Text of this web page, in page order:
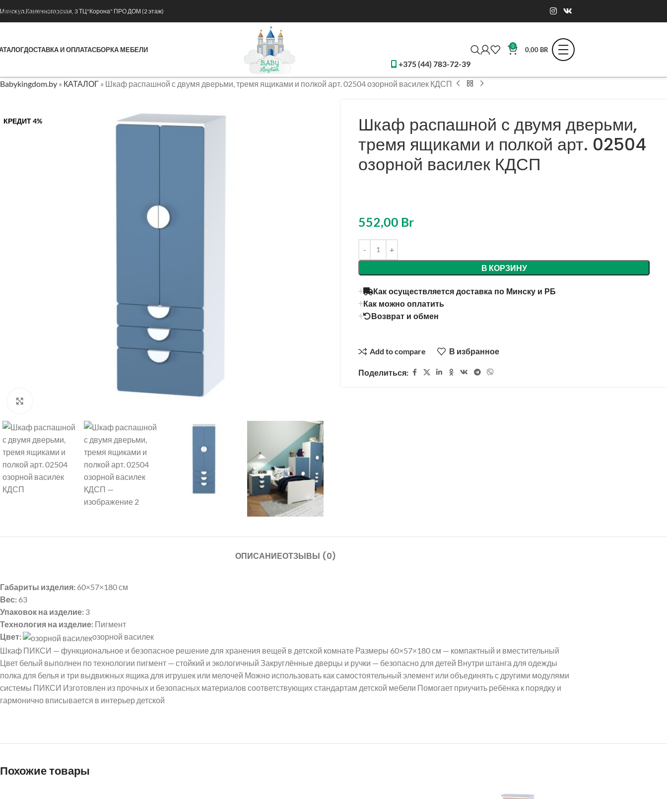
Skip to main content
Минск ул.Каменногорская, 3 ТЦ"Корона" ПРО ДОМ (2 этаж)
ДОСТАВКА И ОПЛАТАСБОРКА МЕБЕЛИ
+375 (44) 783-72-39
0 0,00 BR
Babykingdom.by » КАТАЛОГ » Шкаф распашной с двумя дверьми, тремя ящиками и полкой арт. 02504 озорной василек КДСП
КРЕДИТ 4%
Шкаф распашной с двумя дверьми,
тремя ящиками и полкой арт. 02504
озорной василек КДСП
552,00 Br
В КОРЗИНУ
Как осуществляется доставка по Минску и РБ
Как можно оплатить
Возврат и обмен
Add to compare В избранное
Поделиться:
ОПИСАНИЕОТЗЫВЫ (0)
Габариты изделия: 60×57×180 см
Вес: 63
Упаковок на изделие: 3
Технология на изделие: Пигмент
Цвет:
озорной василек
Шкаф ПИКСИ — функциональное и безопасное решение для хранения вещей в детской комнате Размеры 60×57×180 см — компактный и вместительный
Цвет белый выполнен по технологии пигмент — стойкий и экологичный Закруглённые дверцы и ручки — безопасно для детей Внутри штанга для одежды
полка для белья и три выдвижных ящика для игрушек или мелочей Можно использовать как самостоятельный элемент или объединять с другими модулями
системы ПИКСИ Изготовлен из прочных и безопасных материалов соответствующих стандартам детской мебели Помогает приучить ребёнка к порядку и
гармонично вписывается в интерьер детской
Похожие товары
Instagram
VK